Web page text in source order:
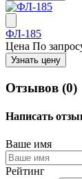
ФЛ-185
Цена По
Узнать цену
Отзывов (0)
Написать
Ваше имя
Рейтинг